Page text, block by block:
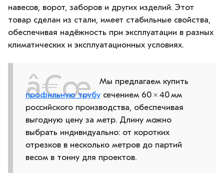
навесов, ворот, заборов и других изделий. Этот
товар сделан из стали, имеет стабильные свойства,
обеспечивая надёжность при эксплуатации в разных
климатических и эксплуатационных условиях.
Мы предлагаем купить
профильную трубу сечением 60 × 40 мм
российского производства, обеспечивая
выгодную цену за метр. Длину можно
выбрать индивидуально: от коротких
отрезков в несколько метров до партий
весом в тонну для проектов.